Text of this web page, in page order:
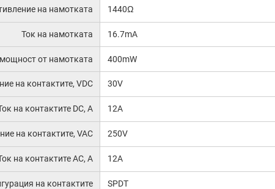
на намотката 1440Ω
Ток на намотката 16.7mA
от намотката 400mW
на контактите, VDC 30V
на контактите DC, A 12A
на контактите, VAC 250V
на контактите AC, A 12A
на контактите SPDT